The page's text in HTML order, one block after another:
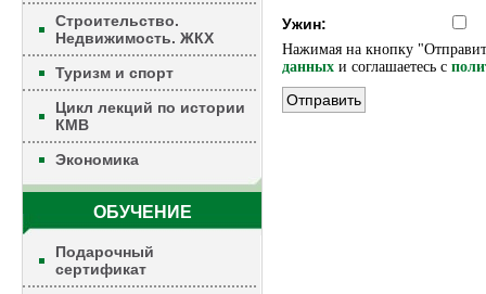
Строительство.
Недвижимость. ЖКХ
Туризм и спорт
Цикл лекций по истории
КМВ
Экономика
ОБУЧЕНИЕ
Подарочный
сертификат
Ужин:
Нажимая на кнопку
данных и соглашаетесь c